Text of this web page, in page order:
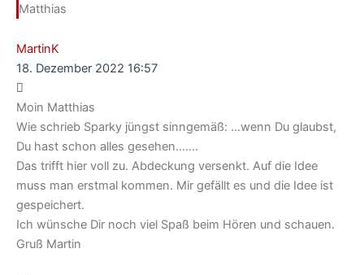
Matthias
MartinK
18. Dezember 2022 16:57
Moin Matthias
Wie schrieb Sparky jüngst sinngemäß: …wenn Du glaubst,
Du hast schon alles gesehen…….
Das trifft hier voll zu. Abdeckung versenkt. Auf die Idee
muss man erstmal kommen. Mir gefällt es und die Idee ist
gespeichert.
Ich wünsche Dir noch viel Spaß beim Hören und schauen.
Gruß Martin